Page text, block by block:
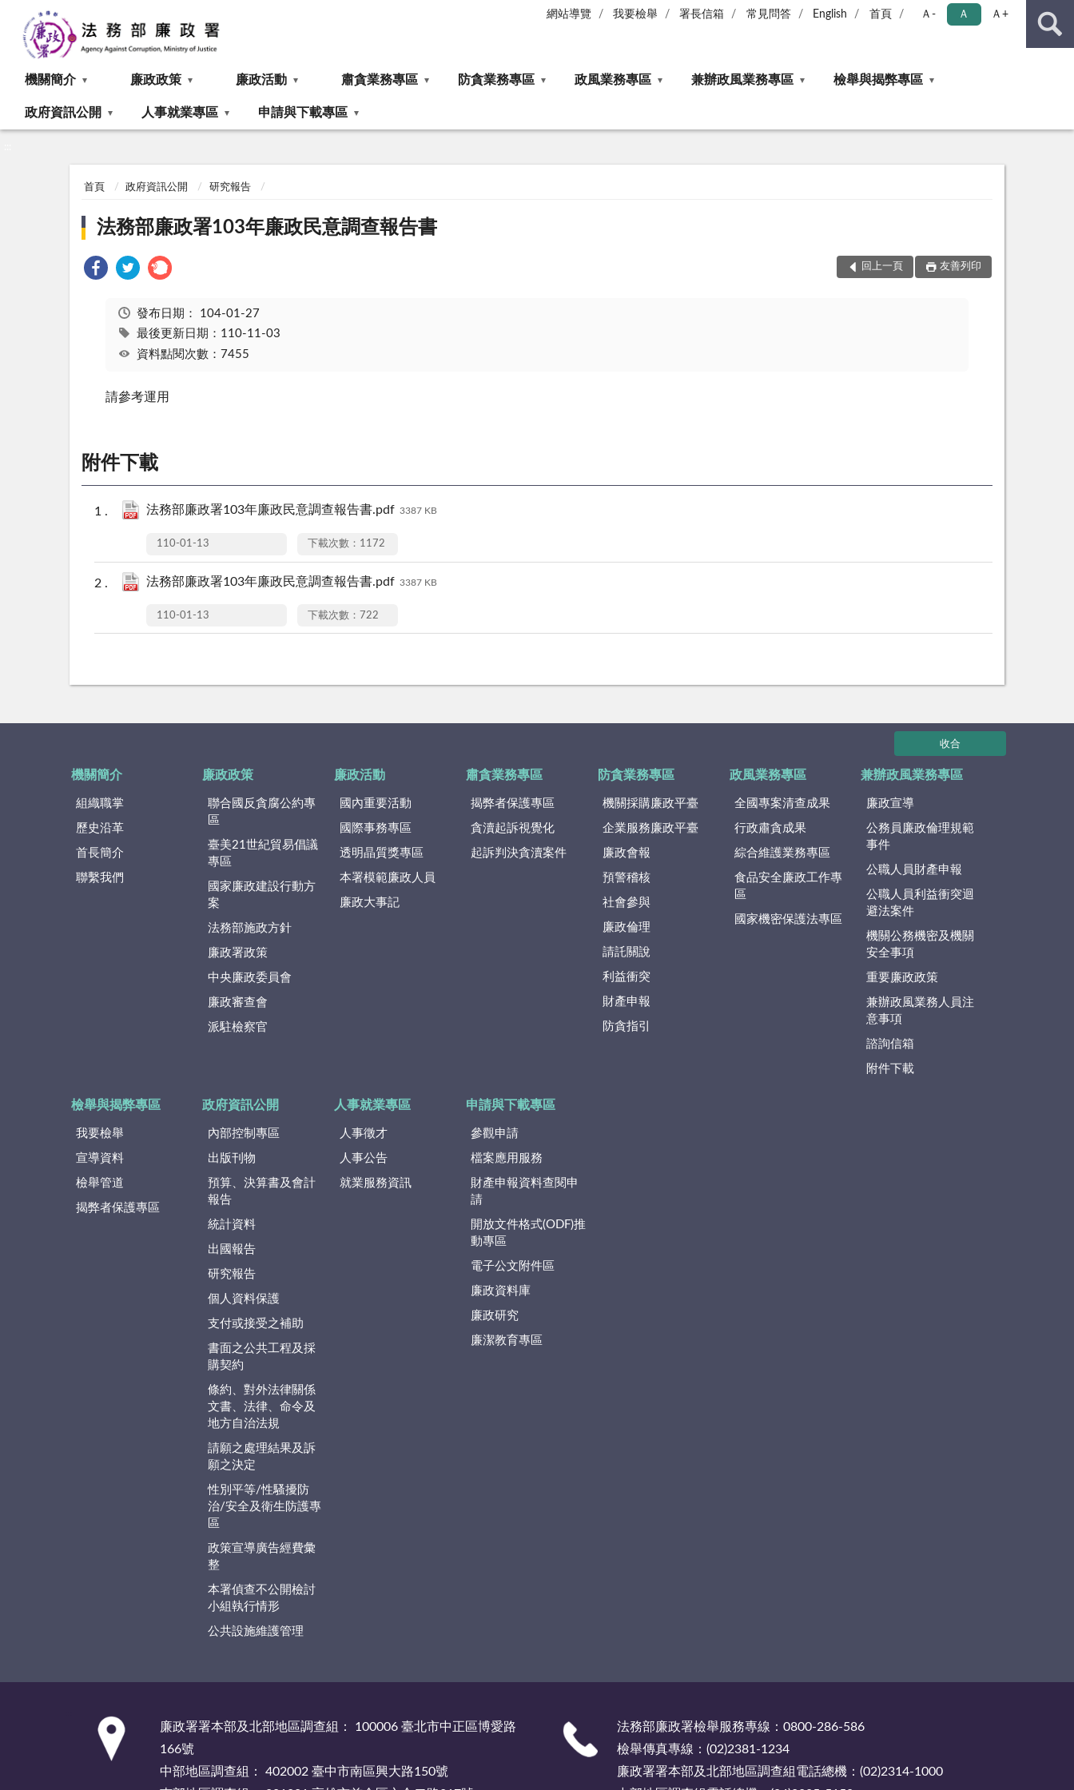
網站導覽 我要檢舉 署長信箱 常見問答 English 首頁 Ａ- Ａ Ａ+
機關簡介 廉政政策 廉政活動 肅貪業務專區 防貪業務專區 政風業務專區 兼辦政風業務專區 檢舉與揭弊專區
政府資訊公開 人事就業專區 申請與下載專區
首頁 政府資訊公開 研究報告
法務部廉政署103年廉政民意調查報告書
回上一頁 友善列印
發布日期： 104-01-27
最後更新日期：110-11-03
資料點閱次數：7455
請參考運用
附件下載
法務部廉政署103年廉政民意調查報告書.pdf 3387 KB
110-01-13 下載次數：1172
法務部廉政署103年廉政民意調查報告書.pdf 3387 KB
110-01-13 下載次數：722
收合
機關簡介
組織職掌
歷史沿革
首長簡介
聯繫我們
廉政政策
聯合國反貪腐公約專
區
臺美21世紀貿易倡議
專區
國家廉政建設行動方
案
法務部施政方針
廉政署政策
中央廉政委員會
廉政審查會
派駐檢察官
廉政活動
國內重要活動
國際事務專區
透明晶質獎專區
本署模範廉政人員
廉政大事記
肅貪業務專區
揭弊者保護專區
貪瀆起訴視覺化
起訴判決貪瀆案件
防貪業務專區
機關採購廉政平臺
企業服務廉政平臺
廉政會報
預警稽核
社會參與
廉政倫理
請託關說
利益衝突
財產申報
防貪指引
政風業務專區
全國專案清查成果
行政肅貪成果
綜合維護業務專區
食品安全廉政工作專
區
國家機密保護法專區
兼辦政風業務專區
廉政宣導
公務員廉政倫理規範
事件
公職人員財產申報
公職人員利益衝突迴
避法案件
機關公務機密及機關
安全事項
重要廉政政策
兼辦政風業務人員注
意事項
諮詢信箱
附件下載
檢舉與揭弊專區
我要檢舉
宣導資料
檢舉管道
揭弊者保護專區
政府資訊公開
內部控制專區
出版刊物
預算、決算書及會計
報告
統計資料
出國報告
研究報告
個人資料保護
支付或接受之補助
書面之公共工程及採
購契約
條約、對外法律關係
文書、法律、命令及
地方自治法規
請願之處理結果及訴
願之決定
性別平等/性騷擾防
治/安全及衛生防護專
區
政策宣導廣告經費彙
整
本署偵查不公開檢討
小組執行情形
公共設施維護管理
人事就業專區
人事徵才
人事公告
就業服務資訊
申請與下載專區
參觀申請
檔案應用服務
財產申報資料查閱申
請
開放文件格式(ODF)推
動專區
電子公文附件區
廉政資料庫
廉政研究
廉潔教育專區
廉政署署本部及北部地區調查組： 100006 臺北市中正區博愛路
166號
中部地區調查組： 402002 臺中市南區興大路150號
法務部廉政署檢舉服務專線：0800-286-586
檢舉傳真專線：(02)2381-1234
廉政署署本部及北部地區調查組電話總機：(02)2314-1000